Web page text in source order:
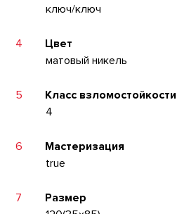
ключ/ключ
4
Цвет
матовый никель
5
Класс взломостойкости
4
6
Мастеризация
true
7
Размер